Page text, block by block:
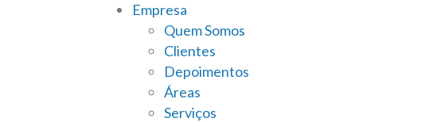
Empresa
Quem Somos
Clientes
Depoimentos
Áreas
Serviços